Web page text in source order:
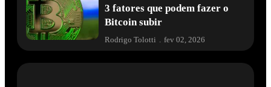
3 fatores que podem fazer o
Bitcoin subir
Rodrigo Tolotti fev 02, 2026